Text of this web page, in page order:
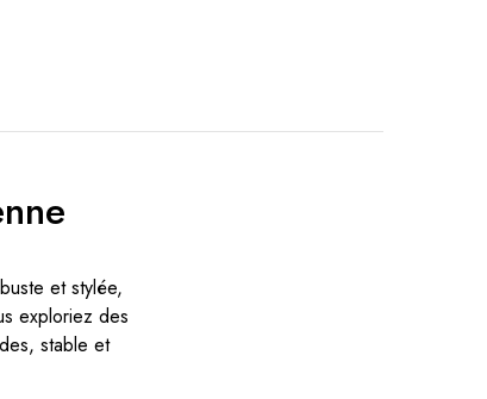
et stylée,
exploriez des
stable et